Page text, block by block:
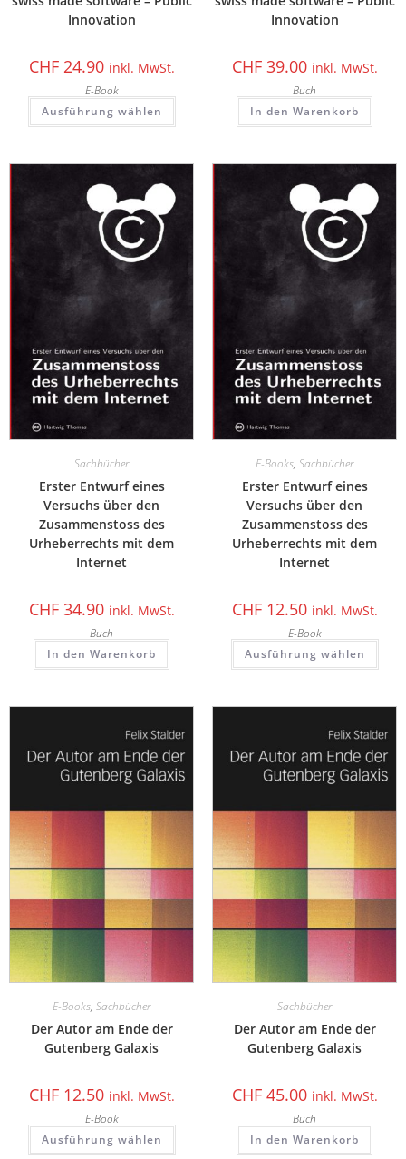
Innovation
CHF24.90 inkl. MwSt.
E-Book
Ausführung wählen
Innovation
CHF39.00 inkl. MwSt.
Buch
In den Warenkorb
Sachbücher
Erster Entwurf eines
Versuchs über den
Zusammenstoss des
Urheberrechts mit dem
Internet
CHF34.90 inkl. MwSt.
Buch
In den Warenkorb
E-Books, Sachbücher
Erster Entwurf eines
Versuchs über den
Zusammenstoss des
Urheberrechts mit dem
Internet
CHF12.50 inkl. MwSt.
E-Book
Ausführung wählen
E-Books, Sachbücher
Der Autor am Ende der
Gutenberg Galaxis
CHF12.50 inkl. MwSt.
E-Book
Ausführung wählen
Sachbücher
Der Autor am Ende der
Gutenberg Galaxis
CHF45.00 inkl. MwSt.
Buch
In den Warenkorb